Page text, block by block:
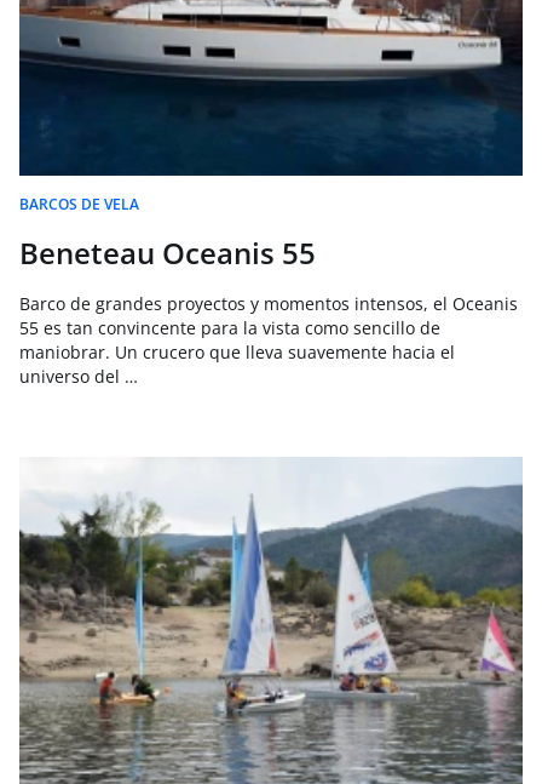
BARCOS DE VELA
Beneteau Oceanis 55
Barco de grandes proyectos y momentos intensos, el Oceanis
55 es tan convincente para la vista como sencillo de
maniobrar. Un crucero que lleva suavemente hacia el
universo del …